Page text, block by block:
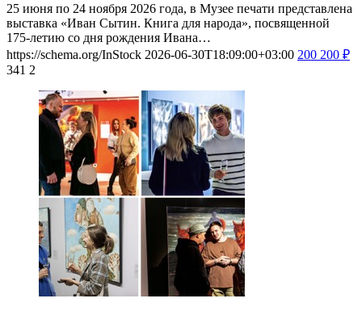
25 июня по 24 ноября 2026 года, в Музее печати представлена
выставка «Иван Сытин. Книга для народа», посвященной
175-летию со дня рождения Ивана…
https://schema.org/InStock 2026-06-30T18:09:00+03:00 200 200 ₽
341 2